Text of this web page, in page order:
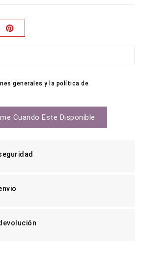
generales y la política de
Cuando Este Disponible